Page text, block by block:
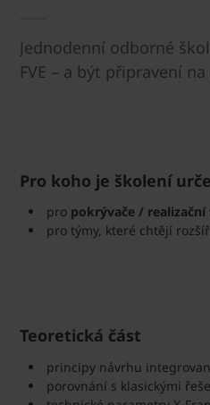
Jednodenní odborné
FVE – a být připravení
Pro koho je školení
pro pokrývače /
pro týmy, které chtějí
Teoretická část
principy návrhu
porovnání s klasickými